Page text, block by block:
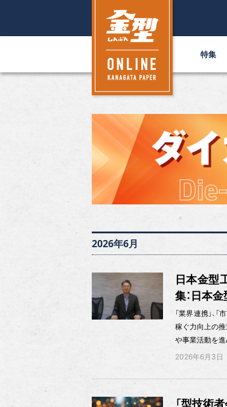
特集
2026年6月
日本金型
集：日本
「業界連携」、
稼ぐ力向上の推
や事業活動を進
2026年6月3日
「型技術